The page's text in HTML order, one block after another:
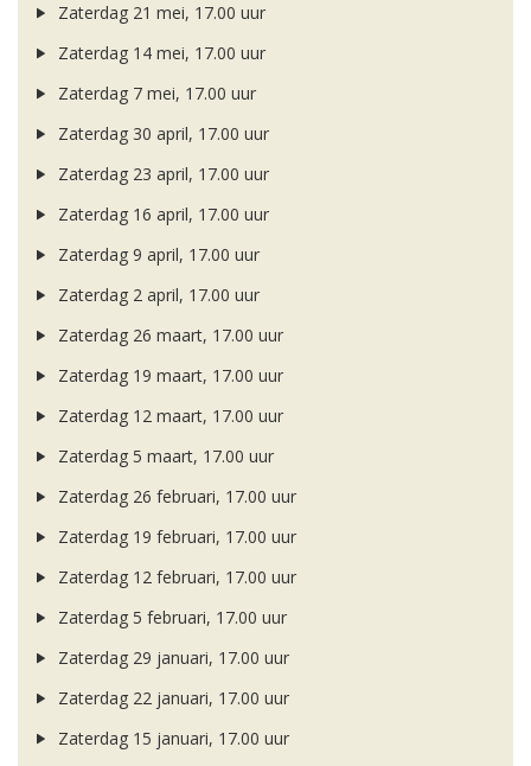
Zaterdag 21 mei, 17.00 uur
Zaterdag 14 mei, 17.00 uur
Zaterdag 7 mei, 17.00 uur
Zaterdag 30 april, 17.00 uur
Zaterdag 23 april, 17.00 uur
Zaterdag 16 april, 17.00 uur
Zaterdag 9 april, 17.00 uur
Zaterdag 2 april, 17.00 uur
Zaterdag 26 maart, 17.00 uur
Zaterdag 19 maart, 17.00 uur
Zaterdag 12 maart, 17.00 uur
Zaterdag 5 maart, 17.00 uur
Zaterdag 26 februari, 17.00 uur
Zaterdag 19 februari, 17.00 uur
Zaterdag 12 februari, 17.00 uur
Zaterdag 5 februari, 17.00 uur
Zaterdag 29 januari, 17.00 uur
Zaterdag 22 januari, 17.00 uur
Zaterdag 15 januari, 17.00 uur